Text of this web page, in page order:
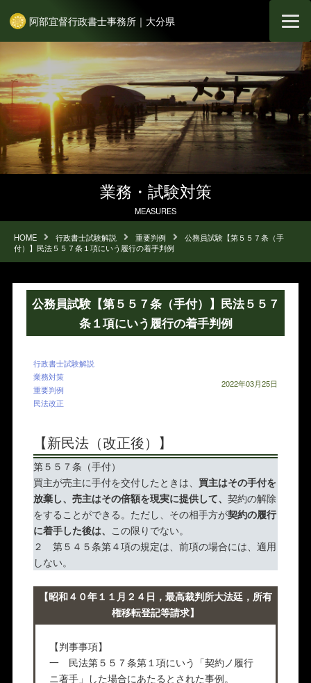
阿部宜督行政書士事務所｜大分県
業務・試験対策
MEASURES
HOME 行政書士試験解説 重要判例
公務員試験【第５５７条（手
付）】民法５５７条１項にいう履行の着手判例
公務員試験【第５５７条（手付）】民法５５７
条１項にいう履行の着手判例
行政書士試験解説
業務対策
重要判例
民法改正
2022年03月25日
【新民法（改正後）】
第５５７条（手付）
買主が売主に手付を交付したときは、 買主はその手付を
放棄し、売主はその倍額を現実に提供して、 契約の解除
をすることができる。ただし、その相手方が契約の履行
に着手した後は、 この限りでない。
２ 第５４５条第４項の規定は、前項の場合には、適用
しない。
【昭和４０年１１月２４日，最高裁判所大法廷，所有
権移転登記等請求】
【判事事項】
一 民法第５５７条第１項にいう「契約ノ履行
ニ著手」した場合にあたるとされた事例。